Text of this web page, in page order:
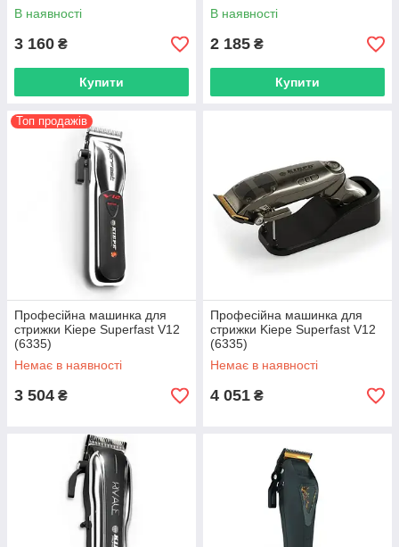
В наявності
3 160 ₴
Купити
В наявності
2 185 ₴
Купити
Топ продажів
Професійна машинка для
стрижки Kiepe Superfast V12
(6335)
Немає в наявності
3 504 ₴
Професійна машинка для
стрижки Kiepe Superfast V12
(6335)
Немає в наявності
4 051 ₴